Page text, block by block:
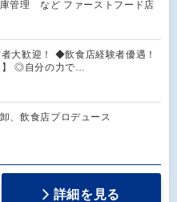
管理 など ファーストフード店
大歓迎！ ◆飲食店経験者優遇！
◎自分の力で…
、飲食店プロデュース
詳細を見る